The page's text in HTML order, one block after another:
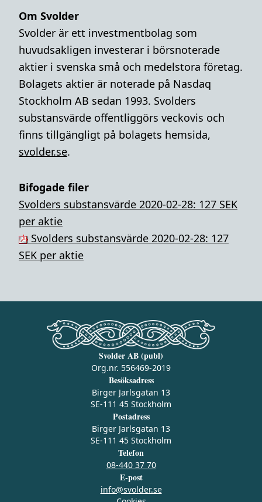
Om Svolder
Svolder är ett investmentbolag som
huvudsakligen investerar i börsnoterade
aktier i svenska små och medelstora företag.
Bolagets aktier är noterade på Nasdaq
Stockholm AB sedan 1993. Svolders
substansvärde offentliggörs veckovis och
finns tillgängligt på bolagets hemsida,
svolder.se.
Bifogade filer
Svolders substansvärde 2020-02-28: 127 SEK
per aktie
Svolders substansvärde 2020-02-28: 127
SEK per aktie
Svolder AB (publ)
Org.nr. 556469-2019
Besöksadress
Birger Jarlsgatan 13
SE-111 45 Stockholm
Postadress
Birger Jarlsgatan 13
SE-111 45 Stockholm
Telefon
08-440 37 70
E-post
info@svolder.se